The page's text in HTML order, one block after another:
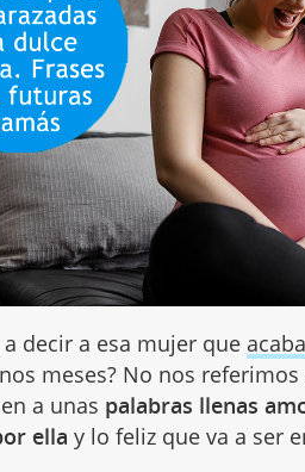
a decir a esa mujer que
meses? No nos
a unas palabras llenas
ella y lo feliz que va a ser